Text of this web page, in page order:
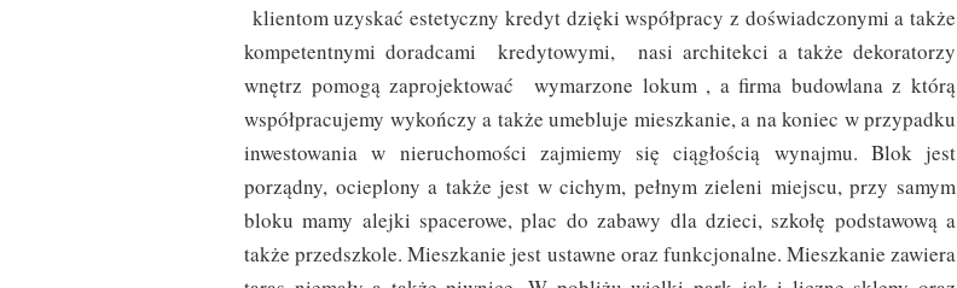
klientom uzyskać estetyczny kredyt dzięki współpracy z doświadczonymi a także
kompetentnymi doradcami kredytowymi, nasi architekci a także dekoratorzy
wnętrz pomogą zaprojektować wymarzone lokum , a firma budowlana z którą
współpracujemy wykończy a także umebluje mieszkanie, a na koniec w przypadku
inwestowania w nieruchomości zajmiemy się ciągłością wynajmu. Blok jest
porządny, ocieplony a także jest w cichym, pełnym zieleni miejscu, przy samym
bloku mamy alejki spacerowe, plac do zabawy dla dzieci, szkołę podstawową a
także przedszkole. Mieszkanie jest ustawne oraz funkcjonalne. Mieszkanie zawiera